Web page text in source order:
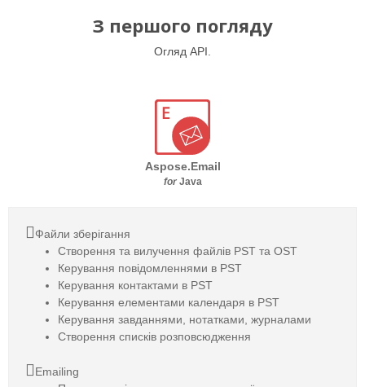
З першого погляду
Огляд API.
Файли зберігання
Створення та вилучення файлів PST та OST
Керування повідомленнями в PST
Керування контактами в PST
Керування елементами календаря в PST
Керування завданнями, нотатками, журналами
Створення списків розповсюдження
Emailing
Aspose.Email
for Java